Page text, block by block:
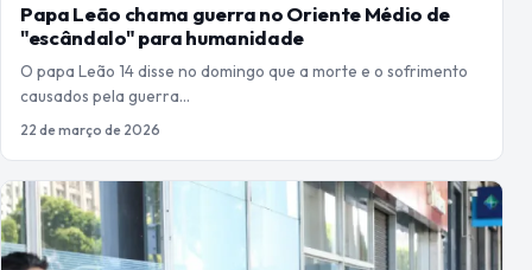
Papa Leão chama guerra no Oriente Médio de
"escândalo" para humanidade
O papa Leão 14 disse no domingo que a morte e o sofrimento
causados pela guerra…
22 de março de 2026